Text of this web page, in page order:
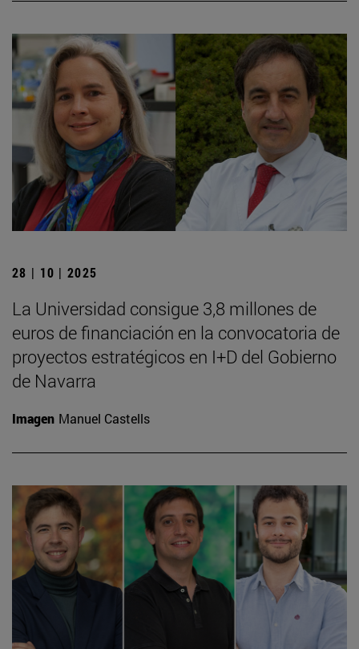
28 | 10 | 2025
La Universidad consigue 3,8 millones de
euros de financiación en la convocatoria de
proyectos estratégicos en I+D del Gobierno
de Navarra
Imagen Manuel Castells